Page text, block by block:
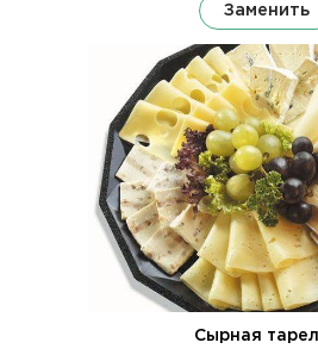
Заменить
Сырная